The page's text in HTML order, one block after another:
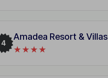
4
Amadea Resort & Villas
★★★★